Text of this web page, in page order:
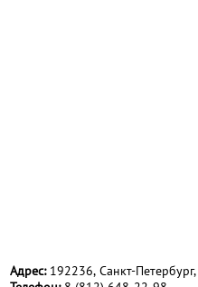
Адрес:192236, Санкт-